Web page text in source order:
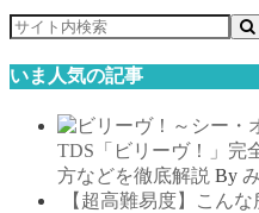
いま人気の記事
TDS「ビリーヴ！」完
方などを徹底解説 By
【超高難易度】こん